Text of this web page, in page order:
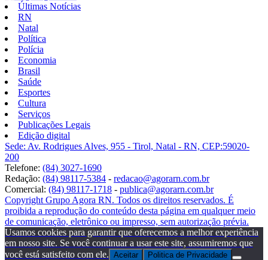
Últimas Notícias
RN
Natal
Política
Polícia
Economia
Brasil
Saúde
Esportes
Cultura
Serviços
Publicações Legais
Edição digital
Sede: Av. Rodrigues Alves, 955 - Tirol, Natal - RN, CEP:59020-
200
Telefone: (84) 3027-1690
Redação: (84) 98117-5384 - redacao@agorarn.com.br
Comercial: (84) 98117-1718 - publica@agorarn.com.br
Copyright Grupo Agora RN. Todos os direitos reservados. É
proibida a reprodução do conteúdo desta página em qualquer meio
de comunicação, eletrônico ou impresso, sem autorização prévia.
Usamos cookies para garantir que oferecemos a melhor experiência
em nosso site. Se você continuar a usar este site, assumiremos que
você está satisfeito com ele. Aceitar Politica de Privacidade